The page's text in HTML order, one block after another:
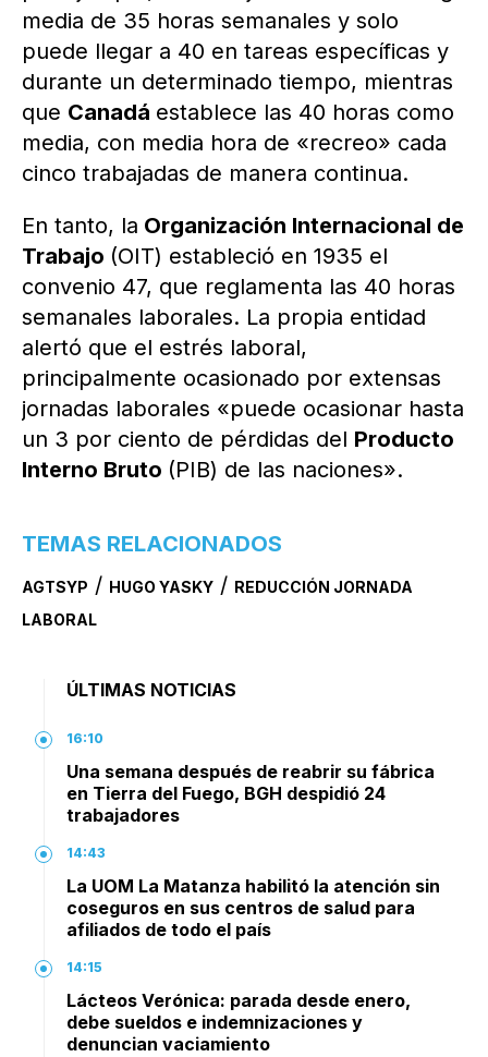
media de 35 horas semanales y solo
puede llegar a 40 en tareas específicas y
durante un determinado tiempo, mientras
que Canadá establece las 40 horas como
media, con media hora de «recreo» cada
cinco trabajadas de manera continua.
En tanto, la Organización Internacional de
Trabajo (OIT) estableció en 1935 el
convenio 47, que reglamenta las 40 horas
semanales laborales. La propia entidad
alertó que el estrés laboral,
principalmente ocasionado por extensas
jornadas laborales «puede ocasionar hasta
un 3 por ciento de pérdidas del Producto
Interno Bruto (PIB) de las naciones».
TEMAS RELACIONADOS
AGTSYP / HUGO YASKY / REDUCCIÓN JORNADA
LABORAL
ÚLTIMAS NOTICIAS
16:10
Una semana después de reabrir su fábrica
en Tierra del Fuego, BGH despidió 24
trabajadores
14:43
La UOM La Matanza habilitó la atención sin
coseguros en sus centros de salud para
afiliados de todo el país
14:15
Lácteos Verónica: parada desde enero,
debe sueldos e indemnizaciones y
denuncian vaciamiento